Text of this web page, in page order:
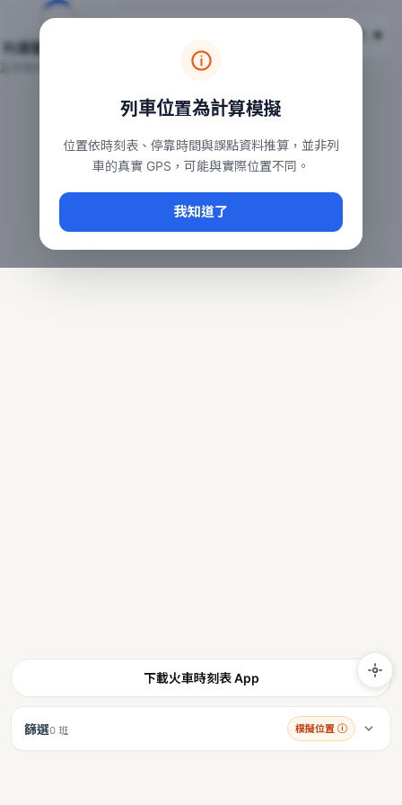
台鐵列車即時位置地圖
本頁顯示目前全台鐵運行中的列車位置，涵蓋自強、普悠瑪、
常用查詢：
、台中車站即時動態
台鐵即時動態
下載火車時刻表 App
篩選0 班 模擬位置 ⓘ
列車位置為計算模擬
位置依時刻表、停靠時間與誤點資料推算，並非列
車的真實 GPS，可能與實際位置不同。
我知道了
列車動態載入中…